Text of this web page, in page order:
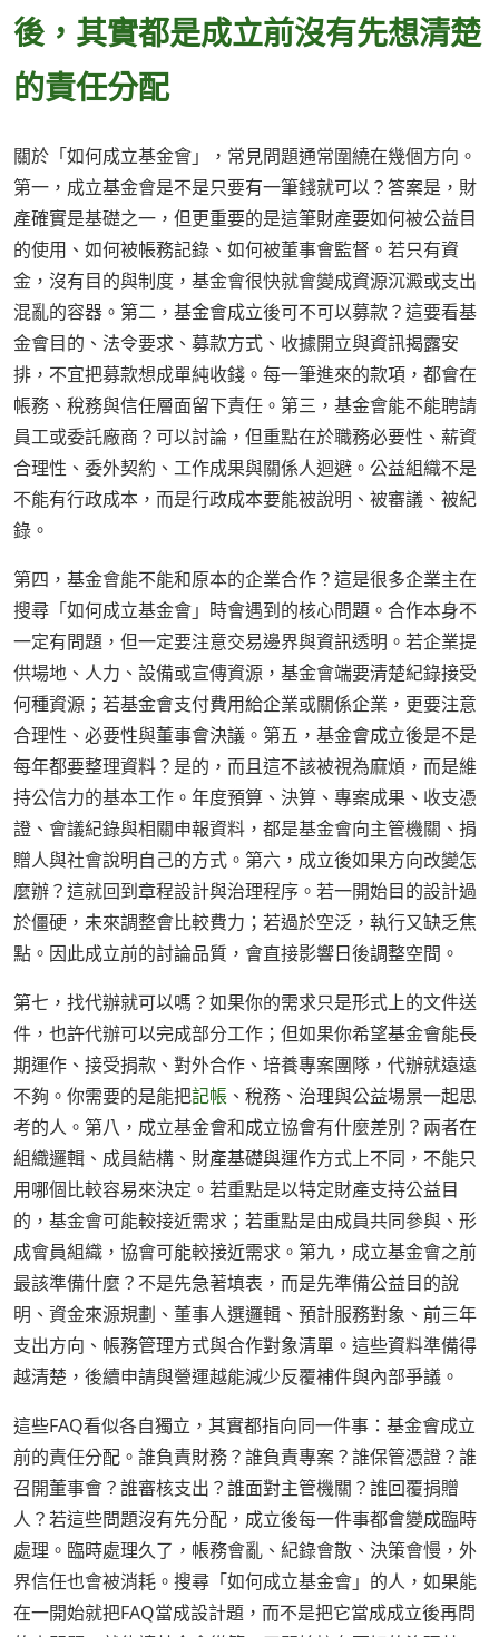
後，其實都是成立前沒有先想清楚
的責任分配
關於「如何成立基金會」，常見問題通常圍繞在幾個方向。
第一，成立基金會是不是只要有一筆錢就可以？答案是，財
產確實是基礎之一，但更重要的是這筆財產要如何被公益目
的使用、如何被帳務記錄、如何被董事會監督。若只有資
金，沒有目的與制度，基金會很快就會變成資源沉澱或支出
混亂的容器。第二，基金會成立後可不可以募款？這要看基
金會目的、法令要求、募款方式、收據開立與資訊揭露安
排，不宜把募款想成單純收錢。每一筆進來的款項，都會在
帳務、稅務與信任層面留下責任。第三，基金會能不能聘請
員工或委託廠商？可以討論，但重點在於職務必要性、薪資
合理性、委外契約、工作成果與關係人迴避。公益組織不是
不能有行政成本，而是行政成本要能被說明、被審議、被紀
錄。
第四，基金會能不能和原本的企業合作？這是很多企業主在
搜尋「如何成立基金會」時會遇到的核心問題。合作本身不
一定有問題，但一定要注意交易邊界與資訊透明。若企業提
供場地、人力、設備或宣傳資源，基金會端要清楚紀錄接受
何種資源；若基金會支付費用給企業或關係企業，更要注意
合理性、必要性與董事會決議。第五，基金會成立後是不是
每年都要整理資料？是的，而且這不該被視為麻煩，而是維
持公信力的基本工作。年度預算、決算、專案成果、收支憑
證、會議紀錄與相關申報資料，都是基金會向主管機關、捐
贈人與社會說明自己的方式。第六，成立後如果方向改變怎
麼辦？這就回到章程設計與治理程序。若一開始目的設計過
於僵硬，未來調整會比較費力；若過於空泛，執行又缺乏焦
點。因此成立前的討論品質，會直接影響日後調整空間。
第七，找代辦就可以嗎？如果你的需求只是形式上的文件送
件，也許代辦可以完成部分工作；但如果你希望基金會能長
期運作、接受捐款、對外合作、培養專案團隊，代辦就遠遠
不夠。你需要的是能把記帳 、稅務、治理與公益場景一起思
考的人。第八，成立基金會和成立協會有什麼差別？兩者在
組織邏輯、成員結構、財產基礎與運作方式上不同，不能只
用哪個比較容易來決定。若重點是以特定財產支持公益目
的，基金會可能較接近需求；若重點是由成員共同參與、形
成會員組織，協會可能較接近需求。第九，成立基金會之前
最該準備什麼？不是先急著填表，而是先準備公益目的說
明、資金來源規劃、董事人選邏輯、預計服務對象、前三年
支出方向、帳務管理方式與合作對象清單。這些資料準備得
越清楚，後續申請與營運越能減少反覆補件與內部爭議。
這些FAQ看似各自獨立，其實都指向同一件事：基金會成立
前的責任分配。誰負責財務？誰負責專案？誰保管憑證？誰
召開董事會？誰審核支出？誰面對主管機關？誰回覆捐贈
人？若這些問題沒有先分配，成立後每一件事都會變成臨時
處理。臨時處理久了，帳務會亂、紀錄會散、決策會慢，外
界信任也會被消耗。搜尋「如何成立基金會」的人，如果能
在一開始就把FAQ當成設計題，而不是把它當成成立後再問